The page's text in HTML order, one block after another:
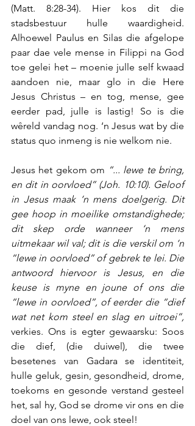
(Matt. 8:28-34). Hier kos dit die
stadsbestuur hulle waardigheid.
Alhoewel Paulus en Silas die afgelope
paar dae vele mense in Filippi na God
toe gelei het – moenie julle self kwaad
aandoen nie, maar glo in die Here
Jesus Christus – en tog, mense, gee
eerder pad, julle is lastig! So is die
wêreld vandag nog. ‘n Jesus wat by die
status quo inmeng is nie welkom nie.
Jesus het gekom om “... lewe te bring,
en dit in oorvloed” (Joh. 10:10). Geloof
in Jesus maak ‘n mens doelgerig. Dit
gee hoop in moeilike omstandighede;
dit skep orde wanneer ‘n mens
uitmekaar wil val; dit is die verskil om ‘n
“lewe in oorvloed” of gebrek te lei. Die
antwoord hiervoor is Jesus, en die
keuse is myne en joune of ons die
“lewe in oorvloed”, of eerder die “dief
wat net kom steel en slag en uitroei”,
verkies. Ons is egter gewaarsku: Soos
die dief, (die duiwel), die twee
besetenes van Gadara se identiteit,
hulle geluk, gesin, gesondheid, drome,
toekoms en gesonde verstand gesteel
het, sal hy, God se drome vir ons en die
doel van ons lewe, ook steel!